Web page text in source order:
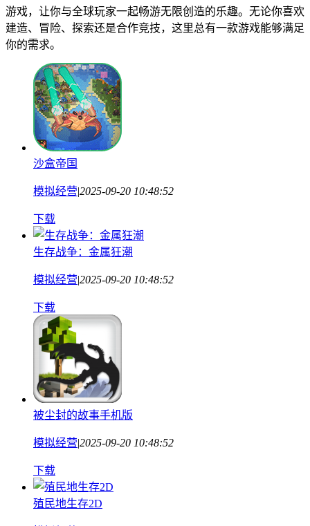
游戏，让你与全球玩家一起畅游无限创造的乐趣。无论你喜欢
建造、冒险、探索还是合作竞技，这里总有一款游戏能够满足
你的需求。
沙盒帝国
模拟经营|2025-09-20 10:48:52
下载
生存战争：金属狂潮
模拟经营|2025-09-20 10:48:52
下载
被尘封的故事手机版
模拟经营|2025-09-20 10:48:52
下载
殖民地生存2D